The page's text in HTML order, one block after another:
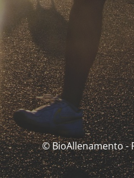
© BioAllenamento -